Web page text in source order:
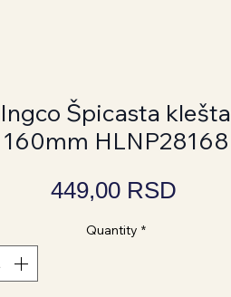
Ingco Špicasta klešta
160mm HLNP28168
449,00 RSDPrice
Quantity *